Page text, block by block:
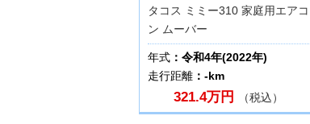
タコス ミミー310 家庭用エアコ
ン ムーバー
年式 ：令和4年(2022年)
走行距離 ：-km
321.4万円 （税込）